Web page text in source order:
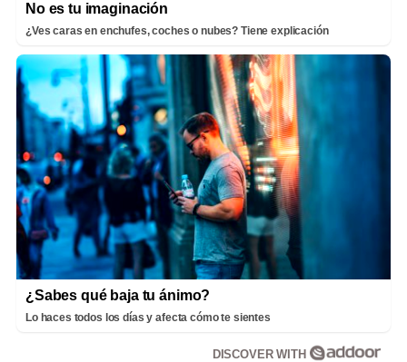
No es tu imaginación
¿Ves caras en enchufes, coches o nubes? Tiene explicación
¿Sabes qué baja tu ánimo?
Lo haces todos los días y afecta cómo te sientes
DISCOVER WITH